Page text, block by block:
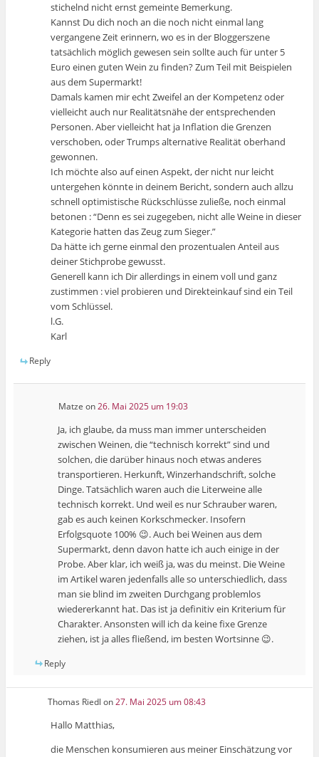
stichelnd nicht ernst gemeinte Bemerkung.
Kannst Du dich noch an die noch nicht einmal lang
vergangene Zeit erinnern, wo es in der Bloggerszene
tatsächlich möglich gewesen sein sollte auch für unter 5
Euro einen guten Wein zu finden? Zum Teil mit Beispielen
aus dem Supermarkt!
Damals kamen mir echt Zweifel an der Kompetenz oder
vielleicht auch nur Realitätsnähe der entsprechenden
Personen. Aber vielleicht hat ja Inflation die Grenzen
verschoben, oder Trumps alternative Realität oberhand
gewonnen.
Ich möchte also auf einen Aspekt, der nicht nur leicht
untergehen könnte in deinem Bericht, sondern auch allzu
schnell optimistische Rückschlüsse zuließe, noch einmal
betonen : “Denn es sei zugegeben, nicht alle Weine in dieser
Kategorie hatten das Zeug zum Sieger.”
Da hätte ich gerne einmal den prozentualen Anteil aus
deiner Stichprobe gewusst.
Generell kann ich Dir allerdings in einem voll und ganz
zustimmen : viel probieren und Direkteinkauf sind ein Teil
vom Schlüssel.
l.G.
Karl
Reply
Matze on26. Mai 2025 um 19:03
Ja, ich glaube, da muss man immer unterscheiden
zwischen Weinen, die “technisch korrekt” sind und
solchen, die darüber hinaus noch etwas anderes
transportieren. Herkunft, Winzerhandschrift, solche
Dinge. Tatsächlich waren auch die Literweine alle
technisch korrekt. Und weil es nur Schrauber waren,
gab es auch keinen Korkschmecker. Insofern
Erfolgsquote 100% 😉. Auch bei Weinen aus dem
Supermarkt, denn davon hatte ich auch einige in der
Probe. Aber klar, ich weiß ja, was du meinst. Die Weine
im Artikel waren jedenfalls alle so unterschiedlich, dass
man sie blind im zweiten Durchgang problemlos
wiedererkannt hat. Das ist ja definitiv ein Kriterium für
Charakter. Ansonsten will ich da keine fixe Grenze
ziehen, ist ja alles fließend, im besten Wortsinne 😉.
Reply
Thomas Riedl on27. Mai 2025 um 08:43
Hallo Matthias,
die Menschen konsumieren aus meiner Einschätzung vor